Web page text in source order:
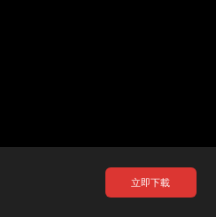
立即下載